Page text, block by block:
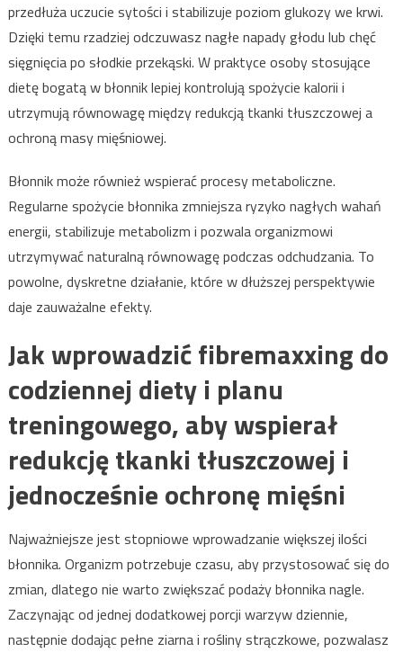
przedłuża uczucie sytości i stabilizuje poziom glukozy we krwi.
Dzięki temu rzadziej odczuwasz nagłe napady głodu lub chęć
sięgnięcia po słodkie przekąski. W praktyce osoby stosujące
dietę bogatą w błonnik lepiej kontrolują spożycie kalorii i
utrzymują równowagę między redukcją tkanki tłuszczowej a
ochroną masy mięśniowej.
Błonnik może również wspierać procesy metaboliczne.
Regularne spożycie błonnika zmniejsza ryzyko nagłych wahań
energii, stabilizuje metabolizm i pozwala organizmowi
utrzymywać naturalną równowagę podczas odchudzania. To
powolne, dyskretne działanie, które w dłuższej perspektywie
daje zauważalne efekty.
Jak wprowadzić fibremaxxing do
codziennej diety i planu
treningowego, aby wspierał
redukcję tkanki tłuszczowej i
jednocześnie ochronę mięśni
Najważniejsze jest stopniowe wprowadzanie większej ilości
błonnika. Organizm potrzebuje czasu, aby przystosować się do
zmian, dlatego nie warto zwiększać podaży błonnika nagle.
Zaczynając od jednej dodatkowej porcji warzyw dziennie,
następnie dodając pełne ziarna i rośliny strączkowe, pozwalasz